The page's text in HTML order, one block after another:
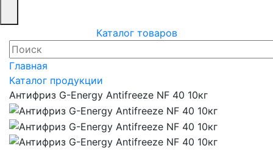
Каталог товаров
Главная
Каталог продукции
Антифриз G-Energy Antifreeze NF 40 10кг